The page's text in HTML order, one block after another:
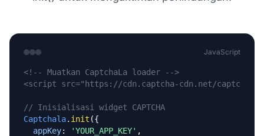
JavaScript
<!-- Muatkan CaptchaLa loader -->
<script src="https://cdn.captcha-cdn.net/
// Inisialisasi widget CAPTCHA
Captchala. init ({
appKey: 'YOUR_APP_KEY' ,